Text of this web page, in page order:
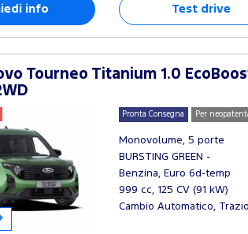
info Test drive
Tourneo Titanium 1.0
Pronta Consegna Per
Monovolume, 5 porte
BURSTING GREEN -
Benzina, Euro 6d-temp
999 cc, 125 CV (91 kW)
Cambio Automatico,